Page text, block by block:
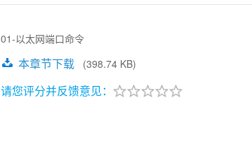
01-以太网端口命令
本章节下载 (398.74 KB)
请您评分并反馈意见：